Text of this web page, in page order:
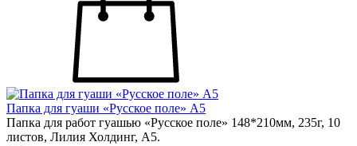
Папка для гуаши «Русское поле» А5
Папка для работ гуашью «Русское поле» 148*210мм, 235г, 10
листов, Лилия Холдинг, А5.